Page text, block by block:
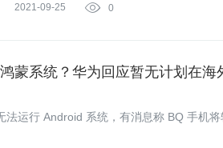
2021-09-25  0
蒙系统？华为回应暂无计划在海
法运行 Android 系统，有消息称 BQ 手机